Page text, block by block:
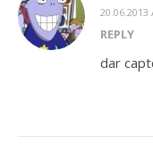
20.06.2013
REPLY
dar